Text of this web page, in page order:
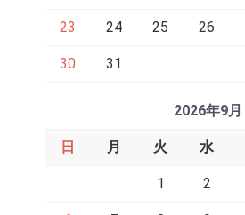
23 24 25 26
30 31
2026年9月
日 月 火 水
1 2